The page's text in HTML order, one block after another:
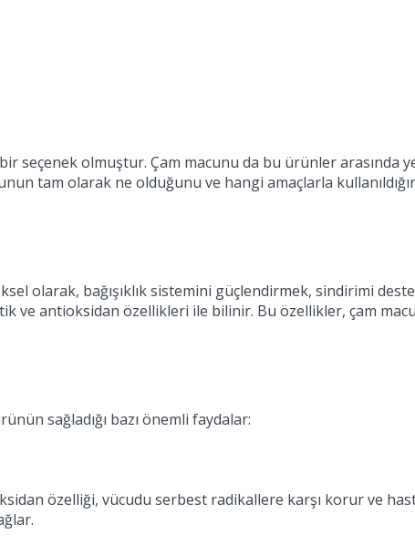
olmuştur. Çam macunu da bu ürünler arasında
tam olarak ne olduğunu ve hangi amaçlarla
olarak, bağışıklık sistemini güçlendirmek, sindirimi
ve antioksidan özellikleri ile bilinir. Bu özellikler, çam
sağladığı bazı önemli faydalar:
özelliği, vücudu serbest radikallere karşı korur ve